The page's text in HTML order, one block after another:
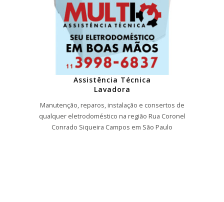
Assistência Técnica
Lavadora
Manutenção, reparos, instalação e consertos de
qualquer eletrodoméstico na região Rua Coronel
Conrado Siqueira Campos em São Paulo